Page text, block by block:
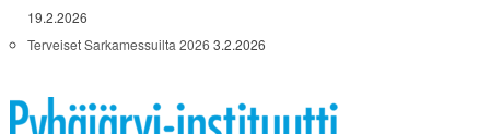
19.2.2026
Terveiset Sarkamessuilta 2026 3.2.2026